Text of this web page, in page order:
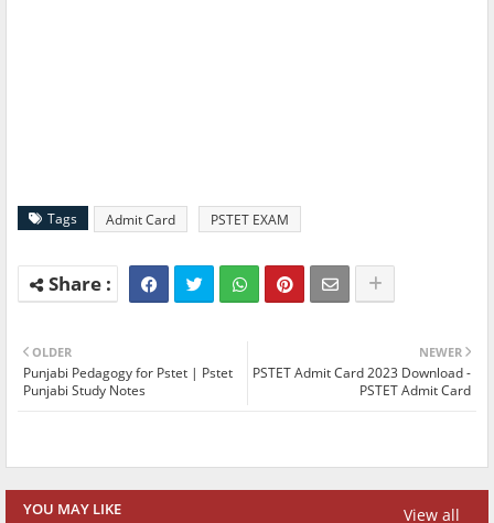
Tags Admit Card PSTET EXAM
NEWER
PSTET Admit Card 2023 Download -
PSTET Admit Card
OLDER
Punjabi Pedagogy for Pstet | Pstet
Punjabi Study Notes
YOU MAY LIKE View all